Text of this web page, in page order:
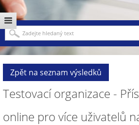
Zpět na seznam výsledků
Testovací organizace -
online pro více uživatelů